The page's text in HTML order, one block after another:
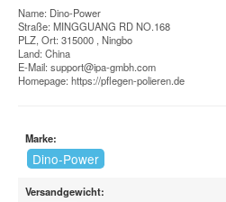
Name: Dino-Power
Straße: MINGGUANG RD NO.168
PLZ, Ort: 315000 , Ningbo
Land: China
E-Mail: support@ipa-gmbh.com
Homepage: https://pflegen-polieren.de
Marke:
Dino-Power
Versandgewicht: